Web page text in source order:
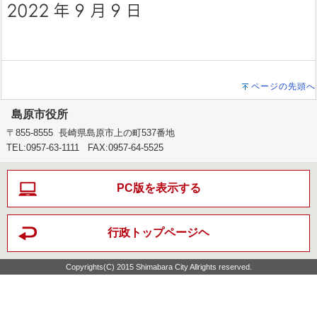
ページの先頭へ
島原市役所
〒855-8555 長崎県島原市上の町537番地
TEL:0957-63-1111 FAX:0957-64-5525
PC版を表示する
行政トップページヘ
Copyrights(C) 2015 Shimabara City Allrights reserved.